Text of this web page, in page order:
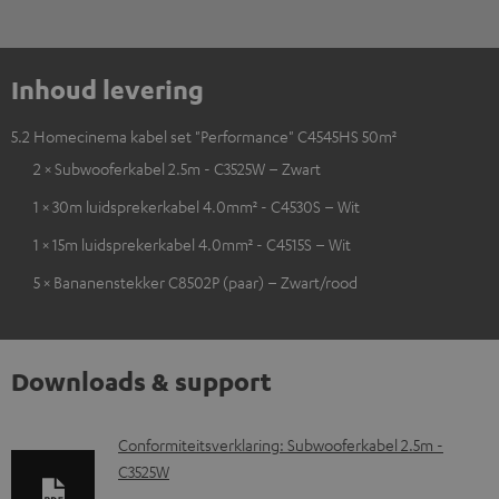
Inhoud levering
5.2 Homecinema kabel set "Performance" C4545HS 50m²
2 × Subwooferkabel 2.5m - C3525W – Zwart
1 × 30m luidsprekerkabel 4.0mm² - C4530S – Wit
1 × 15m luidsprekerkabel 4.0mm² - C4515S – Wit
5 × Bananenstekker C8502P (paar) – Zwart/rood
Downloads & support
D
o
Conformiteitsverklaring: Subwooferkabel 2.5m -
C3525W